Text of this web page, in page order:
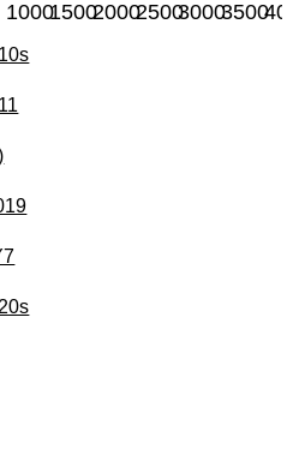
100015002000250030003500